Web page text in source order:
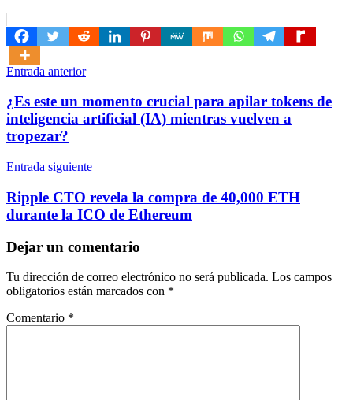
Navegación
de
entradas
Entrada anterior
¿Es este un momento crucial para apilar tokens de
inteligencia artificial (IA) mientras vuelven a
tropezar?
Entrada siguiente
Ripple CTO revela la compra de 40,000 ETH
durante la ICO de Ethereum
Dejar un comentario
Tu dirección de correo electrónico no será publicada. Los campos
obligatorios están marcados con *
Comentario *